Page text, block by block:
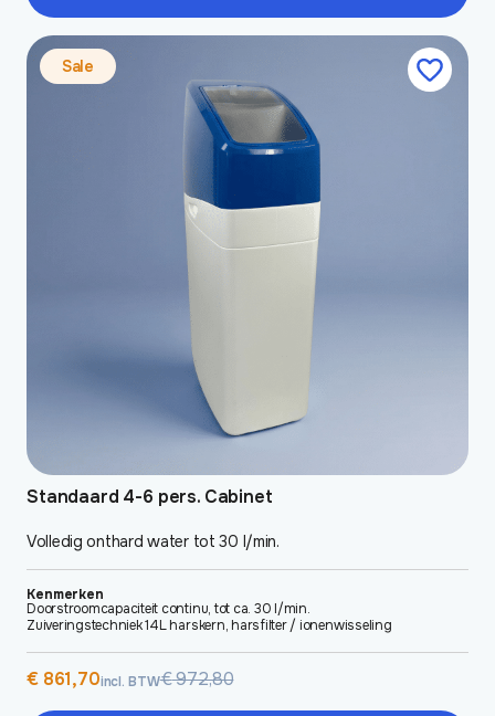
Standaard 4-6 pers. Cabinet
Volledig onthard water tot 30 l/min.
Kenmerken
Doorstroomcapaciteit continu, tot ca. 30 l/min.
Zuiveringstechniek 14L harskern, harsfilter / ionenwisseling
€972,80
Oorspronkelijke
€861,70
Huidige incl. BTW